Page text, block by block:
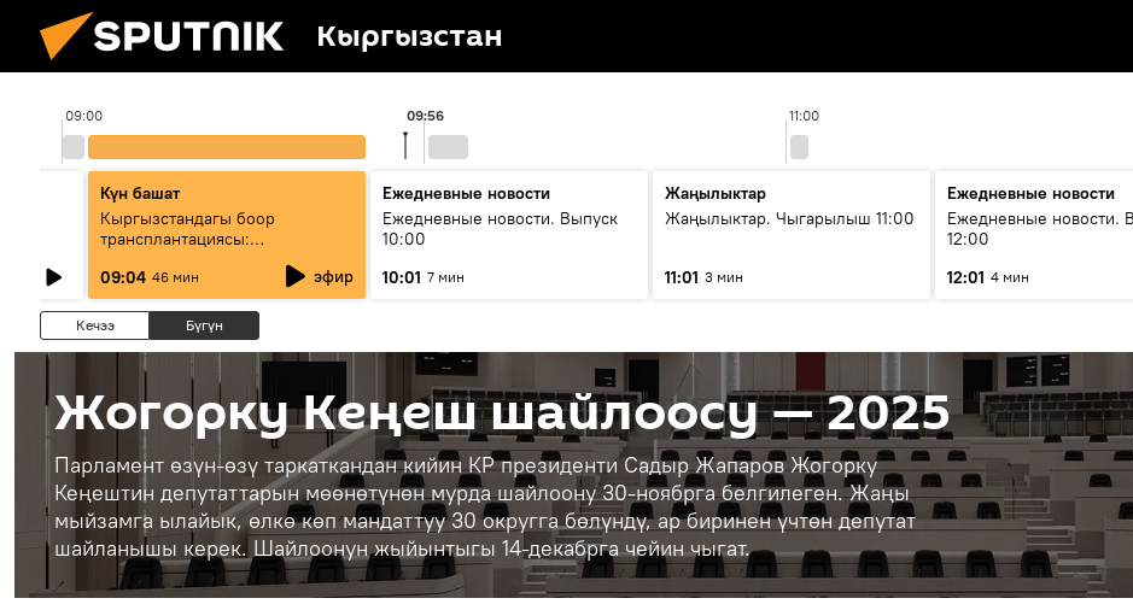
Кыргызстан
09:00 11:00
09:56
Күн башат
Кыргызстандагы боор
трансплантациясы:
жетишкендиктер жана өнүгүү
келечеги
09:04 46 мин эфир
Ежедневные новости
Ежедневные новости. Выпуск
10:00
10:01 7 мин
Жаңылыктар
Жаңылыктар. Чыгарылыш 11:00
11:01 3 мин
Ежедневные новости
Ежедневные новости.
12:00
12:01 4 мин
Кечээ Бүгүн
Жогорку Кеңеш шайлоосу — 2025
Парламент өзүн-өзү таркаткандан кийин КР президенти Садыр Жапаров Жогорку
Кеңештин депутаттарын мөөнөтүнөн мурда шайлоону 30-ноябрга белгилеген. Жаңы
мыйзамга ылайык, өлкө көп мандаттуу 30 округга бөлүндү, ар биринен үчтөн депутат
шайланышы керек. Шайлоонун жыйынтыгы 14-декабрга чейин чыгат.